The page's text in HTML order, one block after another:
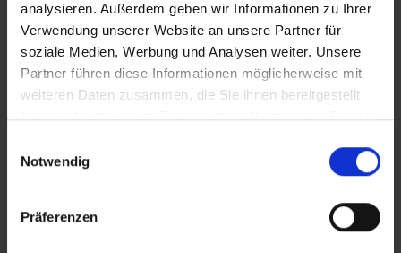
analysieren. Außerdem geben wir Informationen zu Ihrer
Verwendung unserer Website an unsere Partner für
soziale Medien, Werbung und Analysen weiter. Unsere
Partner führen diese Informationen möglicherweise mit
weiteren Daten zusammen, die Sie ihnen bereitgestellt
haben oder die sie im Rahmen Ihrer Nutzung der Dienste
Notwendig
Präferenzen
Plus